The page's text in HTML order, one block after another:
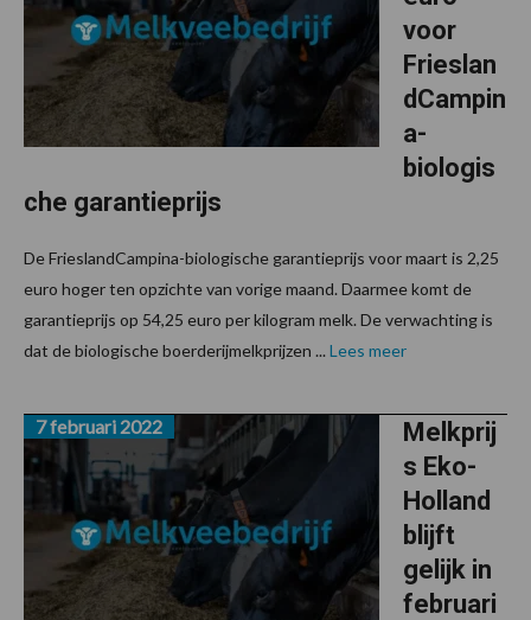
voor
Frieslan
dCampin
a-
biologis
che garantieprijs
De FrieslandCampina-biologische garantieprijs voor maart is 2,25
euro hoger ten opzichte van vorige maand. Daarmee komt de
garantieprijs op 54,25 euro per kilogram melk. De verwachting is
dat de biologische boerderijmelkprijzen ... Lees meer
Melkprij
s Eko-
Holland
blijft
gelijk in
februari
7 februari 2022